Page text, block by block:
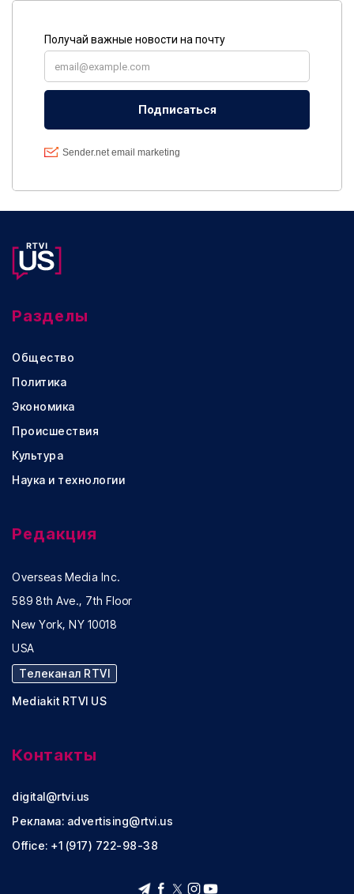
Разделы
Общество
Политика
Экономика
Происшествия
Культура
Наука и технологии
Редакция
Overseas Media Inc.
589 8th Ave., 7th Floor
New York, NY 10018
USA
Телеканал RTVI
Mediakit RTVI US
Контакты
digital@rtvi.us
Реклама: advertising@rtvi.us
Office: +1 (917) 722-98-38